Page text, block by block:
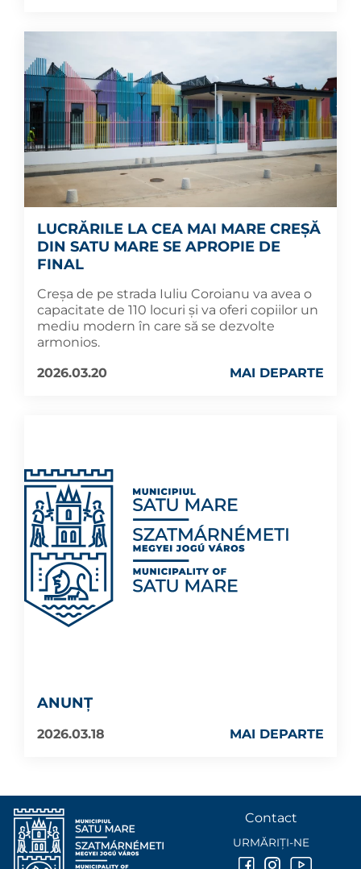
LUCRĂRILE LA CEA MAI MARE CREȘĂ
DIN SATU MARE SE APROPIE DE
FINAL
Creșa de pe strada Iuliu Coroianu va avea o
capacitate de 110 locuri și va oferi copiilor un
mediu modern în care să se dezvolte
armonios.
2026.03.20
MAI DEPARTE
ANUNȚ
2026.03.18 MAI DEPARTE
Contact
URMĂRIȚI-NE